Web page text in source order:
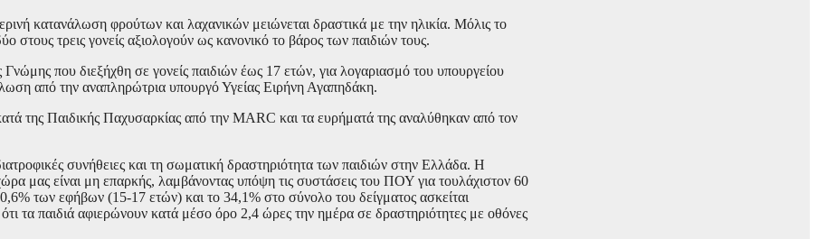
κατανάλωση φρούτων και λαχανικών μειώνεται δραστικά με την ηλικία. Μόλις το
τρεις γονείς αξιολογούν ως κανονικό το βάρος των παιδιών τους.
που διεξήχθη σε γονείς παιδιών έως 17 ετών, για λογαριασμό του υπουργείου
από την αναπληρώτρια υπουργό Υγείας Ειρήνη Αγαπηδάκη.
της Παιδικής Παχυσαρκίας από την MARC και τα ευρήματά της αναλύθηκαν από τον
συνήθειες και τη σωματική δραστηριότητα των παιδιών στην Ελλάδα. Η
μας είναι μη επαρκής, λαμβάνοντας υπόψη τις συστάσεις του ΠΟΥ για τουλάχιστον 60
των εφήβων (15-17 ετών) και το 34,1% στο σύνολο του δείγματος ασκείται
τα παιδιά αφιερώνουν κατά μέσο όρο 2,4 ώρες την ημέρα σε δραστηριότητες με οθόνες